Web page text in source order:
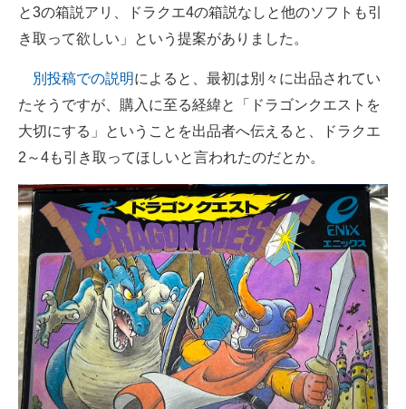
と3の箱説アリ、ドラクエ4の箱説なしと他のソフトも引
き取って欲しい」という提案がありました。
別投稿での説明によると、最初は別々に出品されてい
たそうですが、購入に至る経緯と「ドラゴンクエストを
大切にする」ということを出品者へ伝えると、ドラクエ
2～4も引き取ってほしいと言われたのだとか。